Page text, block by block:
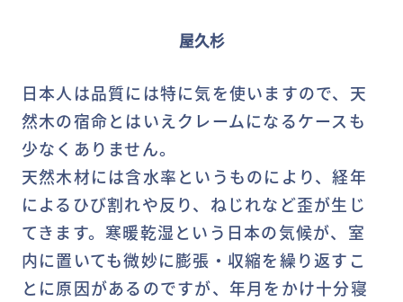
屋久杉
日本人は品質には特に気を使いますので、天
然木の宿命とはいえクレームになるケースも
少なくありません。
天然木材には含水率というものにより、経年
によるひび割れや反り、ねじれなど歪が生じ
てきます。寒暖乾湿という日本の気候が、室
内に置いても微妙に膨張・収縮を繰り返すこ
とに原因があるのですが、年月をかけ十分寝